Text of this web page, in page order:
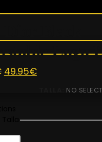
Logo
49.95€
NO